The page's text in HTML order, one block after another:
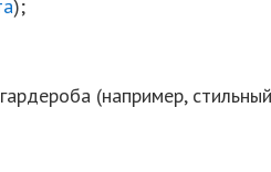
);
(например,